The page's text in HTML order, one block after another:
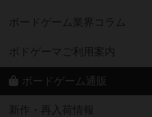
ボードゲーム業界コラム
ボドゲーマご利用案内
ボードゲーム通販
新作・再入荷情報